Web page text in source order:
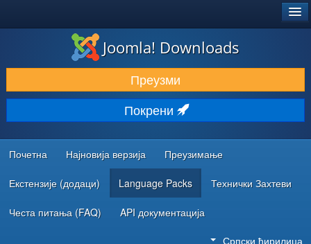
ПРЕУЗИМАЊЕ И ПРОШИРЕЊА (ЕКСТЕНЗИЈЕ)
ОТКРИЈТЕ И НАУЧИТЕ
ЗАЈЕДНИЦА И ПОДРШКА
РЕСУРСИ ЗА РАЗВОЈ
Joomla! Downloads
Преузми
Покрени
Почетна Најновија верзија Преузимање
Екстензије (додаци) Language Packs Технички Захтеви
Честа питања (FAQ) API документација
Српски ћирилица